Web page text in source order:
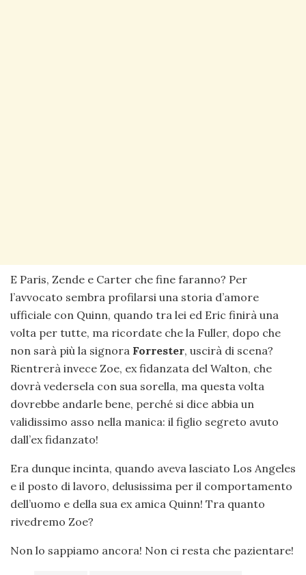
E Paris, Zende e Carter che fine faranno? Per
l’avvocato sembra profilarsi una storia d’amore
ufficiale con Quinn, quando tra lei ed Eric finirà una
volta per tutte, ma ricordate che la Fuller, dopo che
non sarà più la signora Forrester, uscirà di scena?
Rientrerà invece Zoe, ex fidanzata del Walton, che
dovrà vedersela con sua sorella, ma questa volta
dovrebbe andarle bene, perché si dice abbia un
validissimo asso nella manica: il figlio segreto avuto
dall’ex fidanzato!
Era dunque incinta, quando aveva lasciato Los Angeles
e il posto di lavoro, delusissima per il comportamento
dell’uomo e della sua ex amica Quinn! Tra quanto
rivedremo Zoe?
Non lo sappiamo ancora! Non ci resta che pazientare!